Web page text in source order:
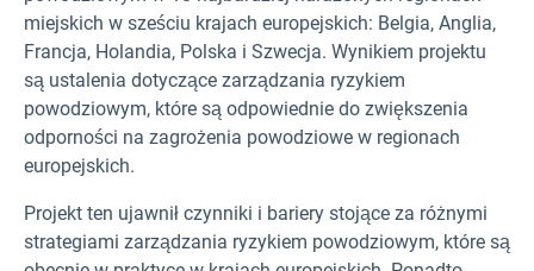
miejskich w sześciu krajach europejskich: Belgia, Anglia,
Francja, Holandia, Polska i Szwecja. Wynikiem projektu
są ustalenia dotyczące zarządzania ryzykiem
powodziowym, które są odpowiednie do zwiększenia
odporności na zagrożenia powodziowe w regionach
europejskich.
Projekt ten ujawnił czynniki i bariery stojące za różnymi
strategiami zarządzania ryzykiem powodziowym, które są